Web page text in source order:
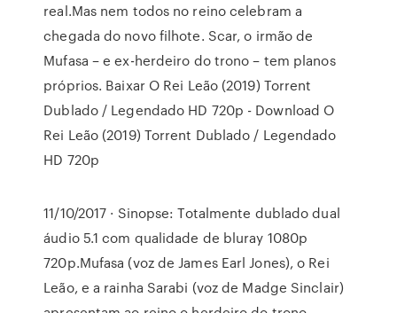
real.Mas nem todos no reino celebram a
chegada do novo filhote. Scar, o irmão de
Mufasa – e ex-herdeiro do trono – tem planos
próprios. Baixar O Rei Leão (2019) Torrent
Dublado / Legendado HD 720p - Download O
Rei Leão (2019) Torrent Dublado / Legendado
HD 720p
11/10/2017 · Sinopse: Totalmente dublado dual
áudio 5.1 com qualidade de bluray 1080p
720p.Mufasa (voz de James Earl Jones), o Rei
Leão, e a rainha Sarabi (voz de Madge Sinclair)